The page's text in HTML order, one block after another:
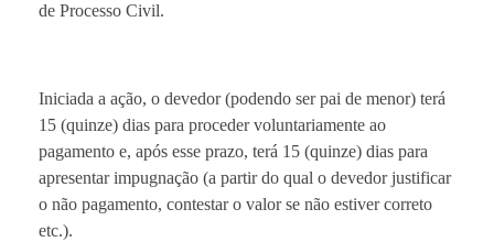
de Processo Civil.
Iniciada a ação, o devedor (podendo ser pai de menor) terá
15 (quinze) dias para proceder voluntariamente ao
pagamento e, após esse prazo, terá 15 (quinze) dias para
apresentar impugnação (a partir do qual o devedor justificar
o não pagamento, contestar o valor se não estiver correto
etc.).